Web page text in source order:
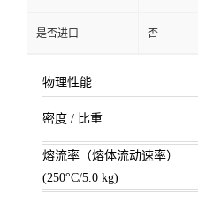
是否进口 否
物理性能
密度 / 比重
熔流率（熔体流动速率）
(250°C/5.0 kg)